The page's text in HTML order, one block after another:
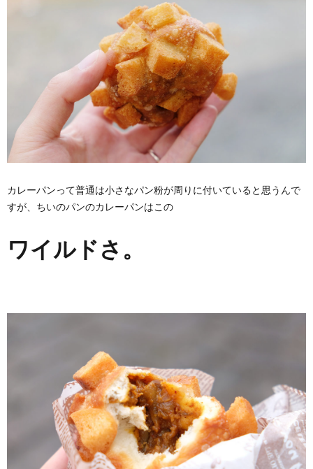
カレーパンって普通は小さなパン粉が周りに付いていると思うんで
すが、ちいのパンのカレーパンはこの
ワイルドさ。